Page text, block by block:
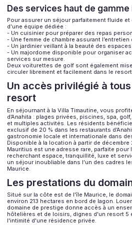
Des services haut de gamme
Pour assurer un séjour parfaitement fluide
d’une équipe dédiée :
- Un cuisinier pour préparer des repas
- Une femme de chambre assurant
- Un jardinier veillant à la beauté des
- Un majordome disponible pour organiser
services sur mesure.
Deux voiturettes de golf sont également
circuler librement et facilement dans le
Un accès privilégié à
resort
En séjournant à la Villa Timautine, vous
d’Anahita : plages privées, piscines, spa,
et multiples activités. Les résidents
exclusif de 20 % dans les restaurants
gastronomie locale et internationale dans
Disponible à la location à partir de décembre
Mauritius est une adresse rare, parfaite
recherchant espace, tranquillité, luxe et
un séjour inoubliable dans l’un des cadres
Maurice.
Les prestations du
Situé sur la côte est de l'île Maurice, le
environ 213 hectares en bord de lagon.
domaine de prestige donne accès à un
hôtelières et de loisirs, dignes d'un resort 5
l'intimité d'une résidence privée.